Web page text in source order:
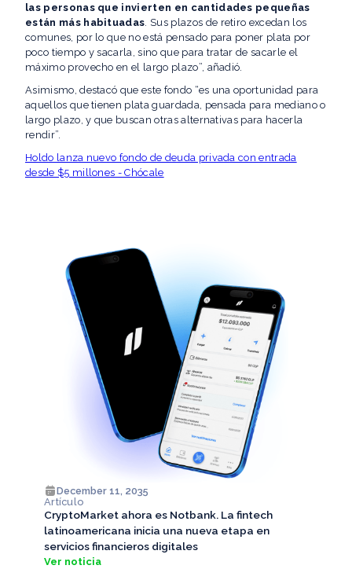
las personas que invierten en cantidades pequeñas
están más habituadas . Sus plazos de retiro excedan los
comunes, por lo que no está pensado para poner plata por
poco tiempo y sacarla, sino que para tratar de sacarle el
máximo provecho en el largo plazo”, añadió.
Asimismo, destacó que este fondo “es una oportunidad para
aquellos que tienen plata guardada, pensada para mediano o
largo plazo, y que buscan otras alternativas para hacerla
rendir”.
Holdo lanza nuevo fondo de deuda privada con entrada
desde $5 millones - Chócale
December 11, 2035
Artículo
CryptoMarket ahora es Notbank. La fintech
latinoamericana inicia una nueva etapa en
servicios financieros digitales
Ver noticia